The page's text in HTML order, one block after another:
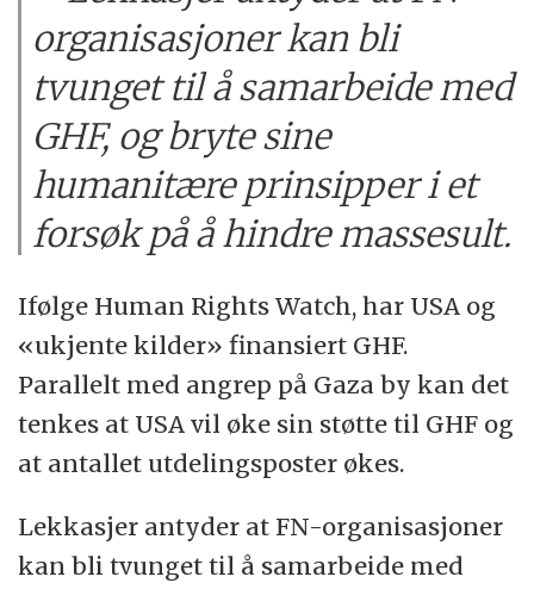
organisasjoner kan bli
tvunget til å samarbeide med
GHF, og bryte sine
humanitære prinsipper i et
forsøk på å hindre massesult.
Ifølge Human Rights Watch, har USA og
«ukjente kilder» finansiert GHF.
Parallelt med angrep på Gaza by kan det
tenkes at USA vil øke sin støtte til GHF og
at antallet utdelingsposter økes.
Lekkasjer antyder at FN-organisasjoner
kan bli tvunget til å samarbeide med